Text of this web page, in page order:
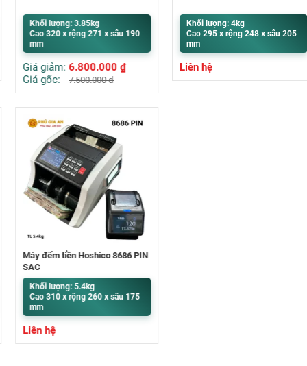
Khối lượng: 3.85kg
Cao 320 x rộng 271 x sâu 190
mm
Giá giảm:6.800.000₫
Giá gốc: 7.500.000₫
Khối lượng: 4kg
Cao 295 x rộng 248 x sâu 205
mm
Liên hệ
Máy đếm tiền Hoshico 8686 PIN
SẠC
Khối lượng: 5.4kg
Cao 310 x rộng 260 x sâu 175
mm
Liên hệ